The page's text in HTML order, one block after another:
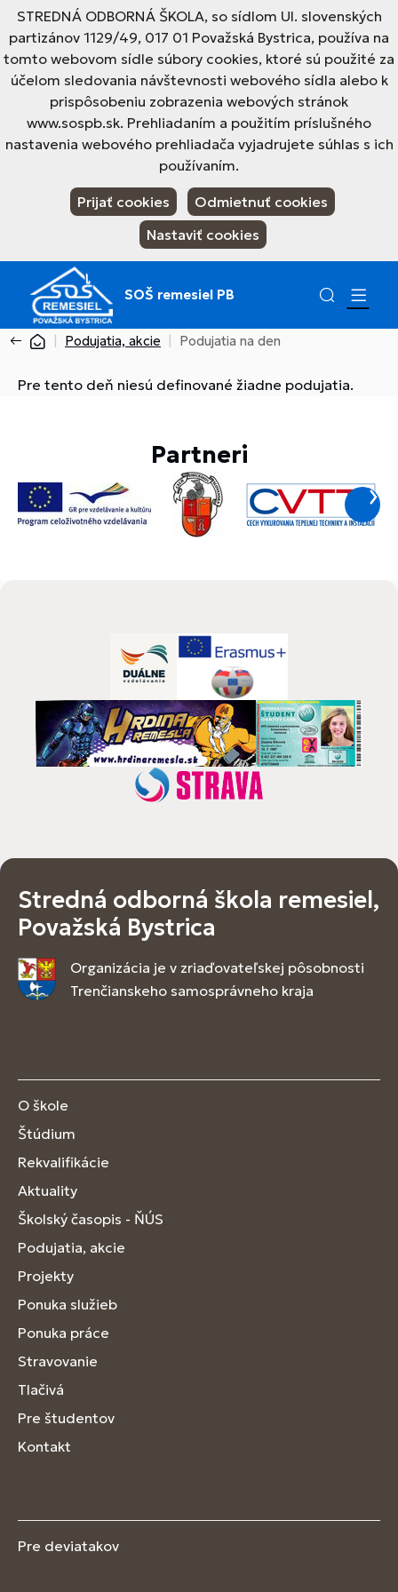
STREDNÁ ODBORNÁ ŠKOLA, so sídlom Ul. slovenských
partizánov 1129/49, 017 01 Považská Bystrica, používa na
tomto webovom sídle súbory cookies, ktoré sú použité za
účelom sledovania návštevnosti webového sídla alebo k
prispôsobeniu zobrazenia webových stránok
www.sospb.sk. Prehliadaním a použitím príslušného
nastavenia webového prehliadača vyjadrujete súhlas s ich
používaním.
Prijať cookies
Odmietnuť cookies
Nastaviť cookies
SOŠ remesiel PB
Podujatia, akcie Podujatia na den
Pre tento deň niesú definované žiadne podujatia.
Partneri
Stredná odborná škola remesiel,
Považská Bystrica
Organizácia je v zriaďovateľskej pôsobnosti
Trenčianskeho samosprávneho kraja
O škole
Štúdium
Rekvalifikácie
Aktuality
Školský časopis - ŇÚS
Podujatia, akcie
Projekty
Ponuka služieb
Ponuka práce
Stravovanie
Tlačivá
Pre študentov
Kontakt
Pre deviatakov